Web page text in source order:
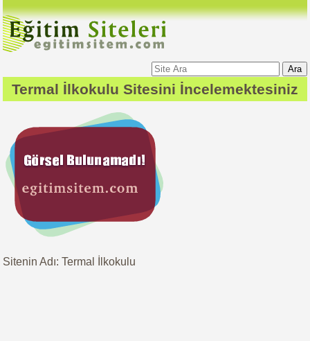
Ara
Termal İlkokulu Sitesini İncelemektesiniz
Sitenin Adı: Termal İlkokulu